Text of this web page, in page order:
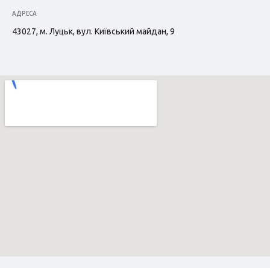
АДРЕСА
43027, м. Луцьк, вул. Київський майдан, 9